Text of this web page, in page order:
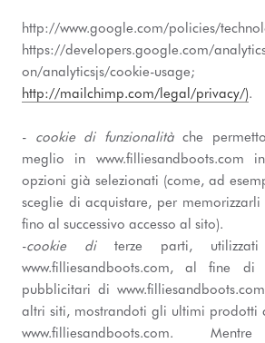
http://www.google.com/policies/
https://developers.google.com/
on/analyticsjs/cookie-usage;
http://mailchimp.com/legal/privacy/).
- cookie di funzionalitàche
meglio in
opzioni già selezionati (come, ad
sceglie di acquistare, per
fino al successivo accesso al sito).
-cookie diterze parti,
www.filliesandboots.com, al fine di
pubblicitari di
altri siti, mostrandoti gli ultimi prodotti
www.filliesandboots.com.